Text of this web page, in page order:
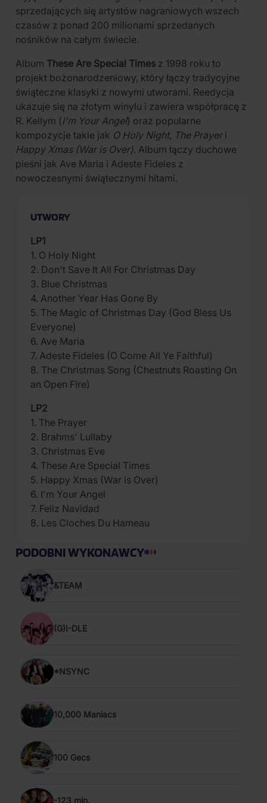
sprzedających się artystów nagraniowych wszech
czasów z ponad 200 milionami sprzedanych
nośników na całym świecie.
Album These Are Special Times z 1998 roku to
projekt bożonarodzeniowy, który łączy tradycyjne
świąteczne klasyki z nowymi utworami. Reedycja
ukazuje się na złotym winylu i zawiera współpracę z
R. Kellym (I'm Your Angel) oraz popularne
kompozycje takie jak O Holy Night, The Prayeri
Happy Xmas (War is Over). Album łączy duchowe
pieśni jak Ave Maria i Adeste Fideles z
nowoczesnymi świątecznymi hitami.
UTWORY
LP1
1. O Holy Night
2. Don't Save It All For Christmas Day
3. Blue Christmas
4. Another Year Has Gone By
5. The Magic of Christmas Day (God Bless Us
Everyone)
6. Ave Maria
7. Adeste Fideles (O Come All Ye Faithful)
8. The Christmas Song (Chestnuts Roasting On
an Open Fire)
LP2
1. The Prayer
2. Brahms' Lullaby
3. Christmas Eve
4. These Are Special Times
5. Happy Xmas (War is Over)
6. I'm Your Angel
7. Feliz Navidad
8. Les Cloches Du Hameau
PODOBNI WYKONAWCY
&TEAM
(G)I-DLE
*NSYNC
10,000 Maniacs
100 Gecs
-123 min.